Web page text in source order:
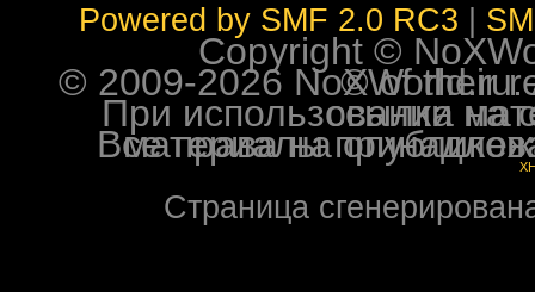
Powered by SMF 2.0 RC3
Copyright ©
© 2009-2026 NoXWorld.ru. All
При использовании
Все права на опубликованные на форуме
Страница